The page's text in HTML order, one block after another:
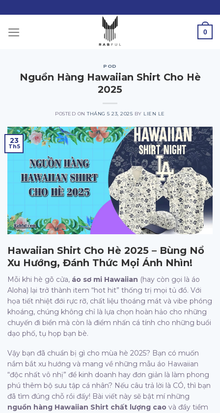
to
content
0
POD
Nguồn Hàng Hawaiian Shirt Cho Hè
2025
POSTED ONTHÁNG 5 23, 2025 BY LIEN LE
23
Th5
Hawaiian Shirt Cho Hè 2025 – Bùng Nổ
Xu Hướng, Đánh Thức Mọi Ánh Nhìn!
Mỗi khi hè gõ cửa, áo sơ mi Hawaiian (hay còn gọi là áo
Aloha) lại trở thành item “hot hit” thống trị mọi tủ đồ. Với
họa tiết nhiệt đới rực rỡ, chất liệu thoáng mát và vibe phóng
khoáng, chúng không chỉ là lựa chọn hoàn hảo cho những
chuyến đi biển mà còn là điểm nhấn cá tính cho những buổi
dạo phố, tụ họp bạn bè.
Vậy bạn đã chuẩn bị gì cho mùa hè 2025? Bạn có muốn
nắm bắt xu hướng và mang về những mẫu áo Hawaiian
“độc nhất vô nhị” để kinh doanh hay đơn giản là làm phong
phú thêm bộ sưu tập cá nhân? Nếu câu trả lời là CÓ, thì bạn
đã tìm đúng chỗ rồi đấy! Bài viết này sẽ bật mí những
nguồn hàng Hawaiian Shirt chất lượng cao và đầy tiềm